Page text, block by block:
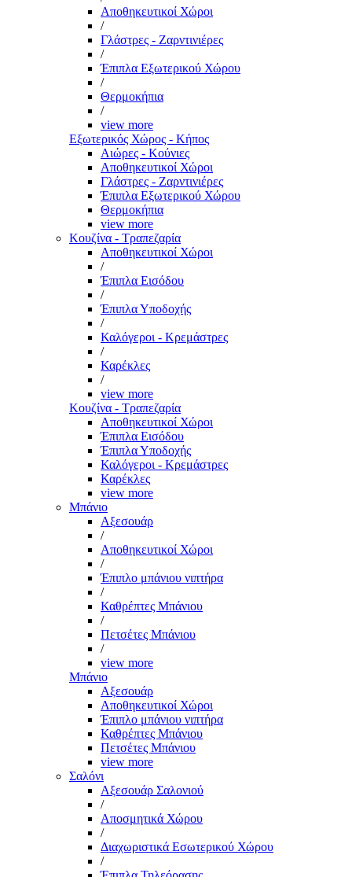
Αποθηκευτικοί Χώροι
/
Γλάστρες - Ζαρντινιέρες
/
Έπιπλα Εξωτερικού Χώρου
/
Θερμοκήπια
/
view more
Εξωτερικός Χώρος - Κήπος
Αιώρες - Κούνιες
Αποθηκευτικοί Χώροι
Γλάστρες - Ζαρντινιέρες
Έπιπλα Εξωτερικού Χώρου
Θερμοκήπια
view more
Κουζίνα - Τραπεζαρία
Αποθηκευτικοί Χώροι
/
Έπιπλα Εισόδου
/
Έπιπλα Υποδοχής
/
Καλόγεροι - Κρεμάστρες
/
Καρέκλες
/
view more
Κουζίνα - Τραπεζαρία
Αποθηκευτικοί Χώροι
Έπιπλα Εισόδου
Έπιπλα Υποδοχής
Καλόγεροι - Κρεμάστρες
Καρέκλες
view more
Μπάνιο
Αξεσουάρ
/
Αποθηκευτικοί Χώροι
/
Έπιπλο μπάνιου νιπτήρα
/
Καθρέπτες Μπάνιου
/
Πετσέτες Μπάνιου
/
view more
Μπάνιο
Αξεσουάρ
Αποθηκευτικοί Χώροι
Έπιπλο μπάνιου νιπτήρα
Καθρέπτες Μπάνιου
Πετσέτες Μπάνιου
view more
Σαλόνι
Αξεσουάρ Σαλονιού
/
Αποσμητικά Χώρου
/
Διαχωριστικά Εσωτερικού Χώρου
/